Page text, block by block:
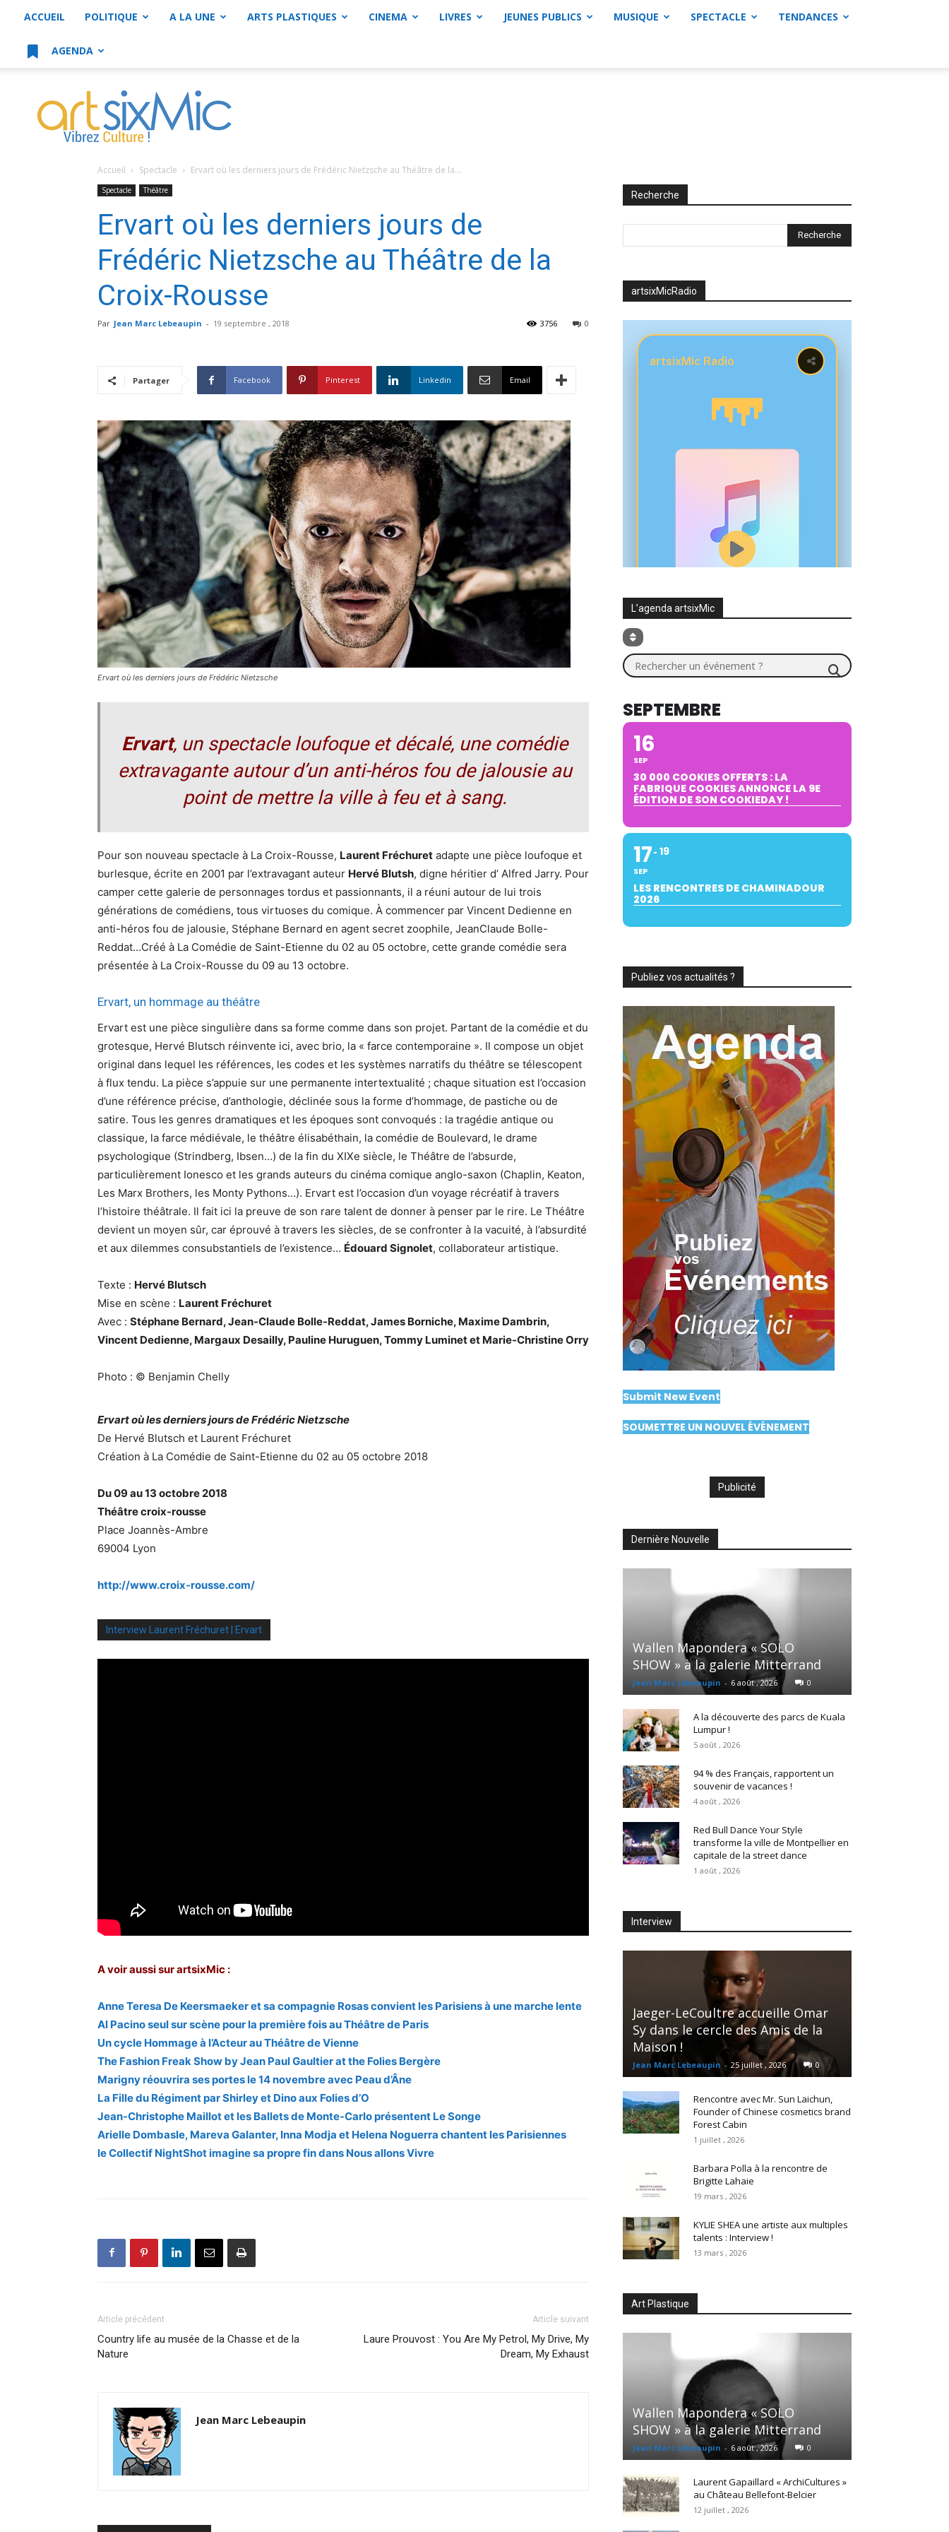
ACCUEIL POLITIQUE A LA UNE ARTS PLASTIQUES CINEMA LIVRES JEUNES PUBLICS MUSIQUE SPECTACLE TENDANCES
AGENDA
artsixMic
Accueil Spectacle Ervart où les derniers jours de Frédéric Nietzsche au Théâtre de la...
Spectacle Théâtre
Ervart où les derniers jours de
Frédéric Nietzsche au Théâtre de la
Croix-Rousse
Par Jean Marc Lebeaupin - 19 septembre , 2018 0
3756
Partager Facebook Pinterest Linkedin Email
Ervart où les derniers jours de Frédéric Nietzsche
Ervart, un spectacle loufoque et décalé, une comédie
extravagante autour d’un anti-héros fou de jalousie au
point de mettre la ville à feu et à sang.
Pour son nouveau spectacle à La Croix-Rousse, Laurent Fréchuret adapte une pièce loufoque et
burlesque, écrite en 2001 par l’extravagant auteur Hervé Blutsh, digne héritier d’ Alfred Jarry. Pour
camper cette galerie de personnages tordus et passionnants, il a réuni autour de lui trois
générations de comédiens, tous virtuoses du comique. À commencer par Vincent Dedienne en
anti-héros fou de jalousie, Stéphane Bernard en agent secret zoophile, JeanClaude Bolle-
Reddat…Créé à La Comédie de Saint-Etienne du 02 au 05 octobre, cette grande comédie sera
présentée à La Croix-Rousse du 09 au 13 octobre.
Ervart, un hommage au théâtre
Ervart est une pièce singulière dans sa forme comme dans son projet. Partant de la comédie et du
grotesque, Hervé Blutsch réinvente ici, avec brio, la « farce contemporaine ». Il compose un objet
original dans lequel les références, les codes et les systèmes narratifs du théâtre se télescopent
à flux tendu. La pièce s’appuie sur une permanente intertextualité ; chaque situation est l’occasion
d’une référence précise, d’anthologie, déclinée sous la forme d’hommage, de pastiche ou de
satire. Tous les genres dramatiques et les époques sont convoqués : la tragédie antique ou
classique, la farce médiévale, le théâtre élisabéthain, la comédie de Boulevard, le drame
psychologique (Strindberg, Ibsen…) de la fin du XIXe siècle, le Théâtre de l’absurde,
particulièrement Ionesco et les grands auteurs du cinéma comique anglo-saxon (Chaplin, Keaton,
Les Marx Brothers, les Monty Pythons…). Ervart est l’occasion d’un voyage récréatif à travers
l’histoire théâtrale. Il fait ici la preuve de son rare talent de donner à penser par le rire. Le Théâtre
devient un moyen sûr, car éprouvé à travers les siècles, de se confronter à la vacuité, à l’absurdité
et aux dilemmes consubstantiels de l’existence… Édouard Signolet, collaborateur artistique.
Texte : Hervé Blutsch
Mise en scène : Laurent Fréchuret
Avec : Stéphane Bernard, Jean-Claude Bolle-Reddat, James Borniche, Maxime Dambrin,
Vincent Dedienne, Margaux Desailly, Pauline Huruguen, Tommy Luminet et Marie-Christine Orry
Photo : © Benjamin Chelly
Ervart où les derniers jours de Frédéric Nietzsche
De Hervé Blutsch et Laurent Fréchuret
Création à La Comédie de Saint-Etienne du 02 au 05 octobre 2018
Du 09 au 13 octobre 2018
Théâtre croix-rousse
Place Joannès-Ambre
69004 Lyon
http://www.croix-rousse.com/
Interview Laurent Fréchuret | Ervart
A voir aussi sur artsixMic :
Anne Teresa De Keersmaeker et sa compagnie Rosas convient les Parisiens à une marche lente
Al Pacino seul sur scène pour la première fois au Théâtre de Paris
Un cycle Hommage à l’Acteur au Théâtre de Vienne
The Fashion Freak Show by Jean Paul Gaultier at the Folies Bergère
Marigny réouvrira ses portes le 14 novembre avec Peau d’Âne
La Fille du Régiment par Shirley et Dino aux Folies d’O
Jean-Christophe Maillot et les Ballets de Monte-Carlo présentent Le Songe
Arielle Dombasle, Mareva Galanter, Inna Modja et Helena Noguerra chantent les Parisiennes
le Collectif NightShot imagine sa propre fin dans Nous allons Vivre
Article précédent
Country life au musée de la Chasse et de la
Nature
Article suivant
Laure Prouvost : You Are My Petrol, My Drive, My
Dream, My Exhaust
Jean Marc Lebeaupin
Recherche
artsixMicRadio
L’agenda artsixMic
Rechercher un événement ?
SEPTEMBRE
16
SEP
30 000 COOKIES OFFERTS : LA
FABRIQUE COOKIES ANNONCE LA 9E
ÉDITION DE SON COOKIEDAY !
17
SEP
19
LES RENCONTRES DE CHAMINADOUR
2026
Publiez vos actualités ?
Submit New Event
SOUMETTRE UN NOUVEL ÉVÉNEMENT
Publicité
Dernière Nouvelle
Wallen Mapondera « SOLO
SHOW » à la galerie Mitterrand
Jean Marc Lebeaupin - 6 août , 2026 0
A la découverte des parcs de Kuala
Lumpur !
5 août , 2026
94 % des Français, rapportent un
souvenir de vacances !
4 août , 2026
Red Bull Dance Your Style
transforme la ville de Montpellier en
capitale de la street dance
1 août , 2026
Interview
Jaeger-LeCoultre accueille Omar
Sy dans le cercle des Amis de la
Maison !
Jean Marc Lebeaupin - 25 juillet , 2026 0
Rencontre avec Mr. Sun Laichun,
Founder of Chinese cosmetics brand
Forest Cabin
1 juillet , 2026
Barbara Polla à la rencontre de
Brigitte Lahaie
19 mars , 2026
KYLIE SHEA une artiste aux multiples
talents : Interview !
13 mars , 2026
Art Plastique
Wallen Mapondera « SOLO
SHOW » à la galerie Mitterrand
Jean Marc Lebeaupin - 6 août , 2026 0
Laurent Gapaillard « ArchiCultures »
au Château Bellefont-Belcier
12 juillet , 2026